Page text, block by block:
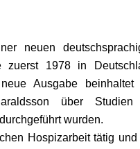
neuen
1978 in
Ausgabe beinhaltet
über
wurden.
Hospizarbeit tätig und